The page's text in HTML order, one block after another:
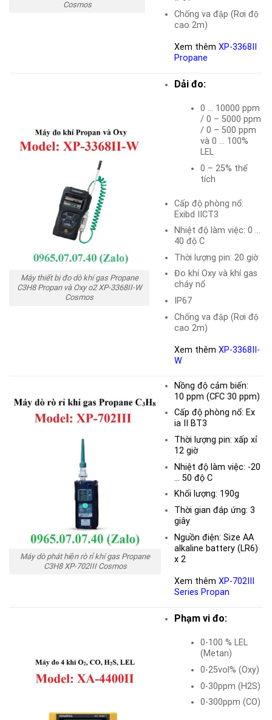
Cosmos
Chống va đập (Rơi độ
cao 2m)
Xem thêmXP-3368II
Propane
Máy thiết bị đo dò khí gas Propane
C3H8 Propan và Oxy o2 XP-3368II-W
Cosmos
Dải đo:
0 … 10000 ppm
/ 0 – 5000 ppm
/ 0 – 500 ppm
và 0 … 100%
LEL
0 – 25% thể
tích
Cấp độ phòng nổ:
Exibd IICT3
Nhiệt độ làm việc: 0 …
40 độ C
Thời lượng pin: 20 giờ
Đo khí Oxy và khí gas
cháy nổ
IP67
Chống va đập (Rơi độ
cao 2m)
Xem thêm XP-3368II-
W
Máy dò phát hiện rò rỉ khí gas Propane
C3H8 XP-702III Cosmos
Nồng độ cảm biến:
10ppm (CFC 30 ppm)
Cấp độ phòng nổ: Ex
ia II BT3
Thời lượng pin: xấp xỉ
12 giờ
Nhiệt độ làm việc: -20
… 50 độ C
Khối lượng: 190g
Thời gian đáp ứng: 3
giây
Nguồn điện: Size AA
alkaline battery (LR6)
x 2
Xem thêm XP-702III
Series Propan
Phạm vi đo:
0-100 % LEL
(Metan)
0-25vol% (Oxy)
0-30ppm (H2S)
0-300ppm (CO)